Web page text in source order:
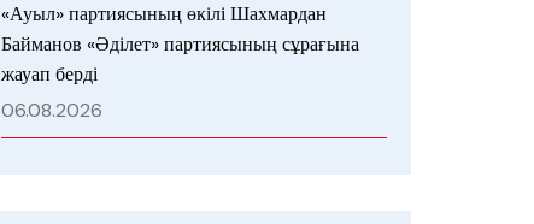
«Ауыл» партиясының өкілі Шахмардан
Байманов «Әділет» партиясының сұрағына
жауап берді
06.08.2026